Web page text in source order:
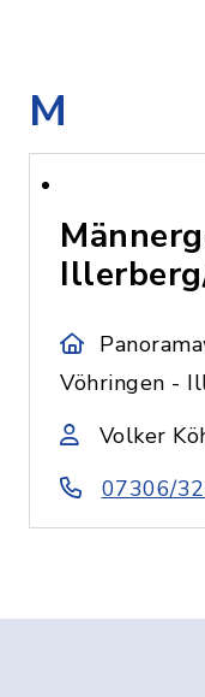
M
Vöhringen -
Volker
07306/